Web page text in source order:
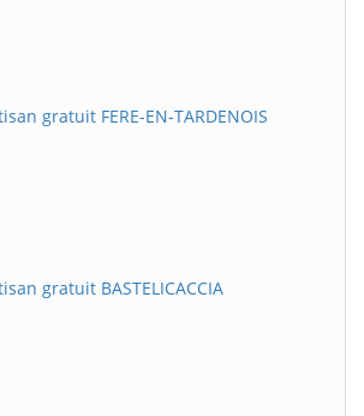
gratuit FERE-EN-TARDENOIS
gratuit BASTELICACCIA